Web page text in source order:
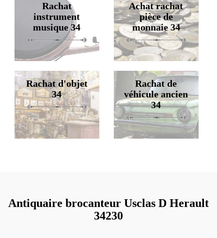
Rachat
instrument
musique 34
Achat rachat
pièce de
monnaie 34
Rachat d'objet
34
Rachat de
véhicule ancien
34
Antiquaire brocanteur Usclas D Herault
34230